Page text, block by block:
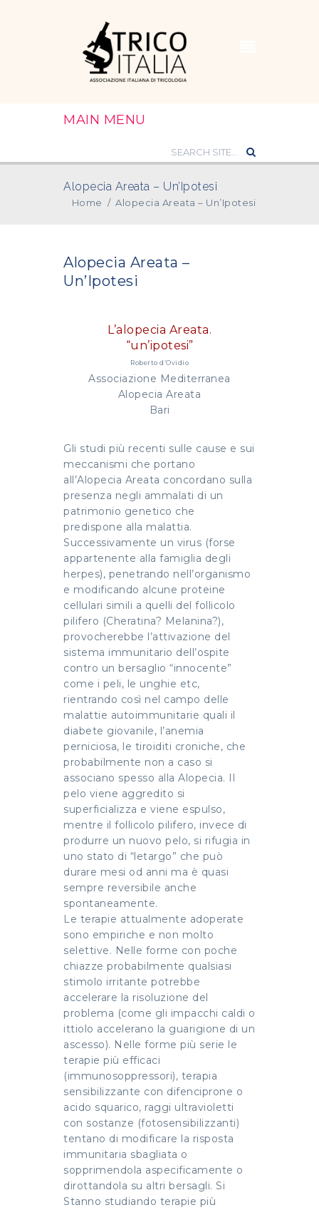
MAIN MENU
Alopecia Areata – Un’Ipotesi
Home / Alopecia Areata – Un’Ipotesi
Alopecia Areata –
Un’Ipotesi
L’alopecia Areata.
“un’ipotesi”
Roberto d’Ovidio
Associazione Mediterranea
Alopecia Areata
Bari
Gli studi più recenti sulle cause e sui
meccanismi che portano
all’Alopecia Areata concordano sulla
presenza negli ammalati di un
patrimonio genetico che
predispone alla malattia.
Successivamente un virus (forse
appartenente alla famiglia degli
herpes), penetrando nell’organismo
e modificando alcune proteine
cellulari simili a quelli del follicolo
pilifero (Cheratina? Melanina?),
provocherebbe l’attivazione del
sistema immunitario dell’ospite
contro un bersaglio “innocente”
come i peli, le unghie etc,
rientrando così nel campo delle
malattie autoimmunitarie quali il
diabete giovanile, l’anemia
perniciosa, le tiroiditi croniche, che
probabilmente non a caso si
associano spesso alla Alopecia. Il
pelo viene aggredito si
superficializza e viene espulso,
mentre il follicolo pilifero, invece di
produrre un nuovo pelo, si rifugia in
uno stato di “letargo” che può
durare mesi od anni ma è quasi
sempre reversibile anche
spontaneamente.
Le terapie attualmente adoperate
sono empiriche e non molto
selettive. Nelle forme con poche
chiazze probabilmente qualsiasi
stimolo irritante potrebbe
accelerare la risoluzione del
problema (come gli impacchi caldi o
ittiolo accelerano la guarigione di un
ascesso). Nelle forme più serie le
terapie più efficaci
(immunosoppressori), terapia
sensibilizzante con difenciprone o
acido squarico, raggi ultravioletti
con sostanze (fotosensibilizzanti)
tentano di modificare la risposta
immunitaria sbagliata o
sopprimendola aspecificamente o
dirottandola su altri bersagli. Si
Stanno studiando terapie più